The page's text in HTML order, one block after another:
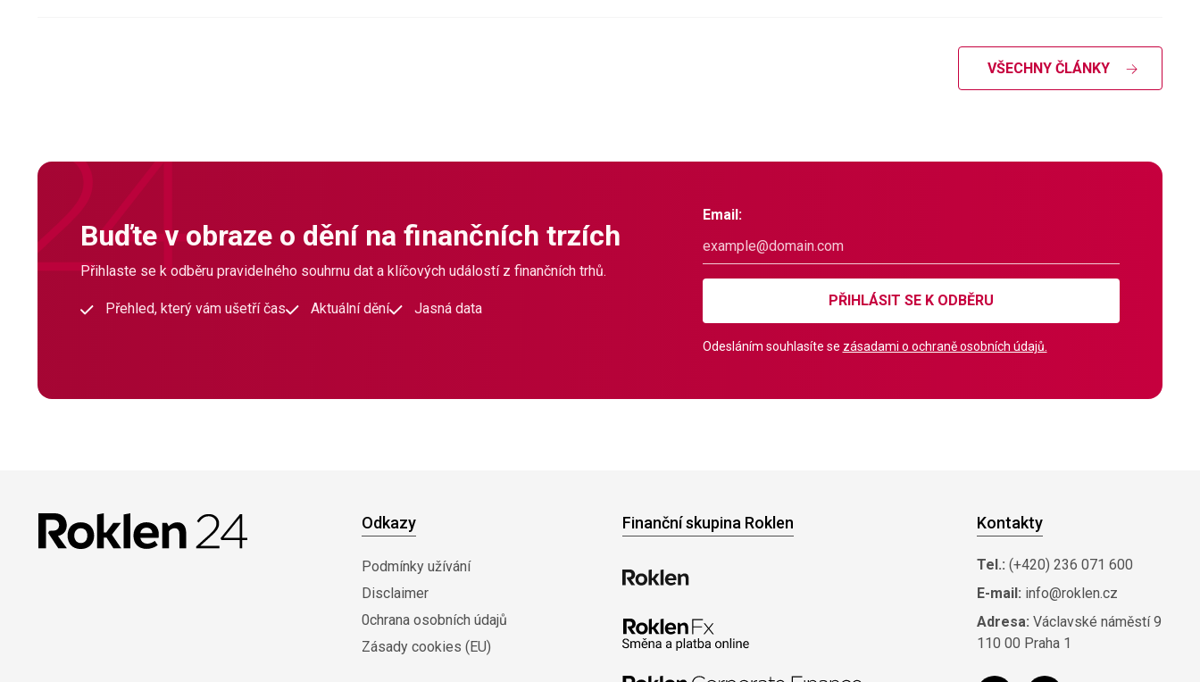
VŠECHNY ČLÁNKY
Buďte v obraze o dění na finančních trzích
Přihlaste se k odběru pravidelného souhrnu dat a klíčových událostí z finančních trhů.
Přehled, který vám ušetří čas Aktuální dění Jasná data
Email:
PŘIHLÁSIT SE K ODBĚRU
Odesláním souhlasíte se zásadami o ochraně osobních údajů.
Odkazy
Podmínky užívání
Disclaimer
0chrana osobních údajů
Zásady cookies (EU)
Finanční skupina Roklen Kontakty
Tel.: (+420) 236 071 600
E-mail: info@roklen.cz
Adresa: Václavské náměstí 9
110 00 Praha 1